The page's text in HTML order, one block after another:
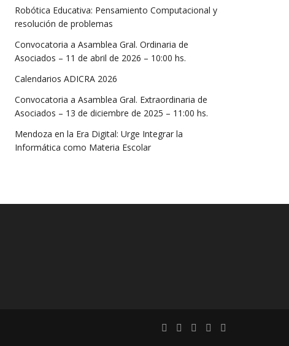
Robótica Educativa: Pensamiento Computacional y
resolución de problemas
Convocatoria a Asamblea Gral. Ordinaria de
Asociados – 11 de abril de 2026 – 10:00 hs.
Calendarios ADICRA 2026
Convocatoria a Asamblea Gral. Extraordinaria de
Asociados – 13 de diciembre de 2025 – 11:00 hs.
Mendoza en la Era Digital: Urge Integrar la
Informática como Materia Escolar